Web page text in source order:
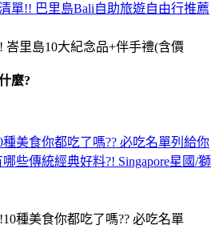
單!! 巴里島Bali自助旅遊自由行推薦
麼?
種美食你都吃了嗎?? 必吃名單列給你
些傳統經典好料?! Singapore星國/獅